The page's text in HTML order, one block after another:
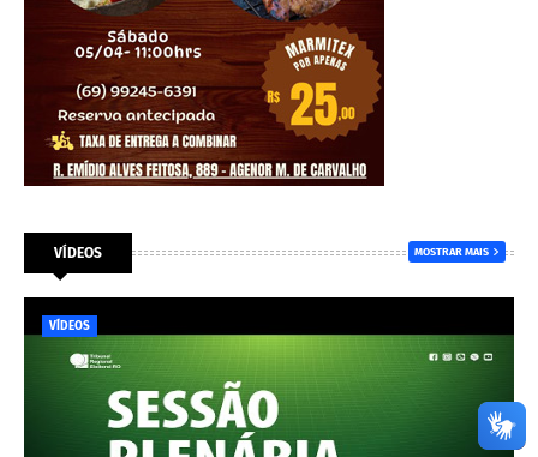
VÍDEOS MOSTRAR MAIS
VÍDEOS